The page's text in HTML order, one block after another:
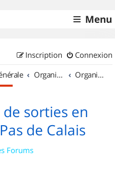
Menu
Connexion
Inscription
Organisation de sorties & Recherche de partenaires Organisation de sorties en région Nord Pas de Calais
sorties en
de Calais
Forums